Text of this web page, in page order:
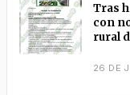
Tras
con
rural
26 DE